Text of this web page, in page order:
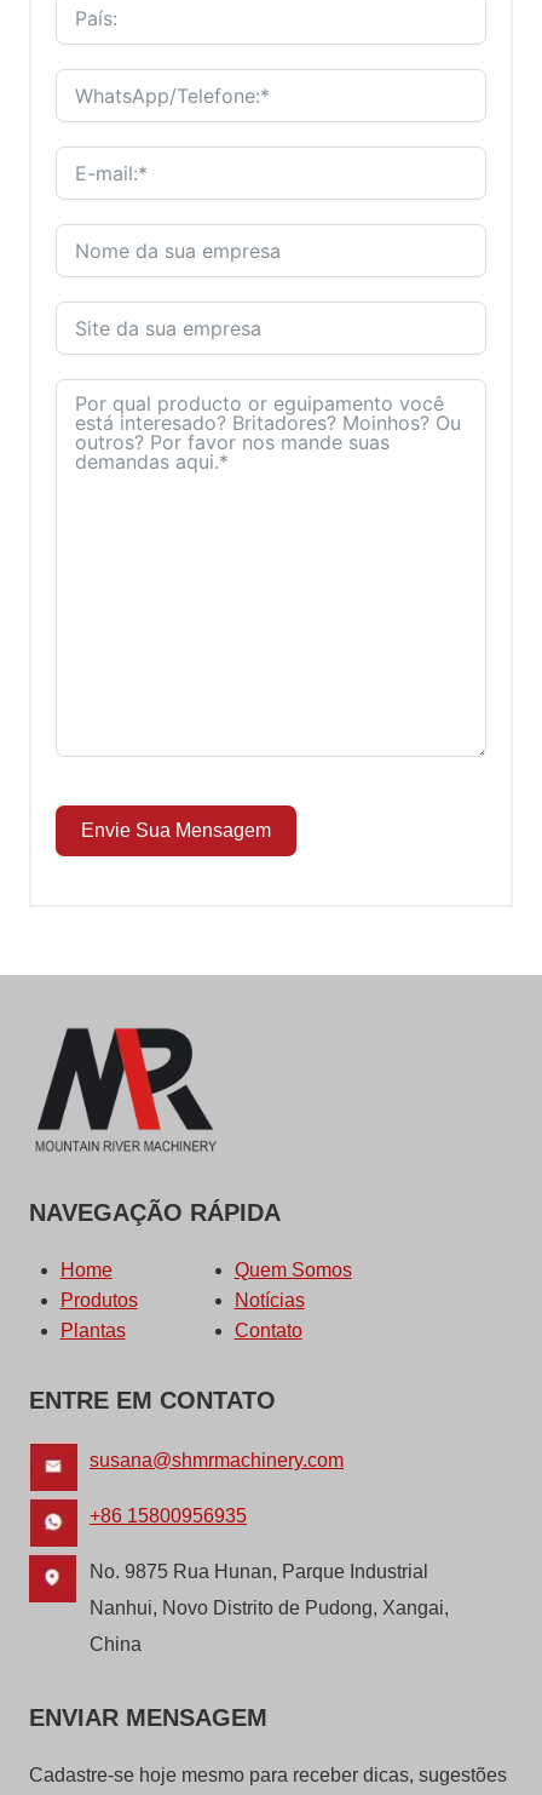
Envie Sua Mensagem
NAVEGAÇÃO RÁPIDA
Home
Quem Somos
Produtos
Notícias
Plantas
Contato
ENTRE EM CONTATO
susana@shmrmachinery.com
+86 15800956935
No. 9875 Rua Hunan, Parque Industrial
Nanhui, Novo Distrito de Pudong, Xangai,
China
ENVIAR MENSAGEM
Cadastre-se hoje mesmo para receber dicas, sugestões